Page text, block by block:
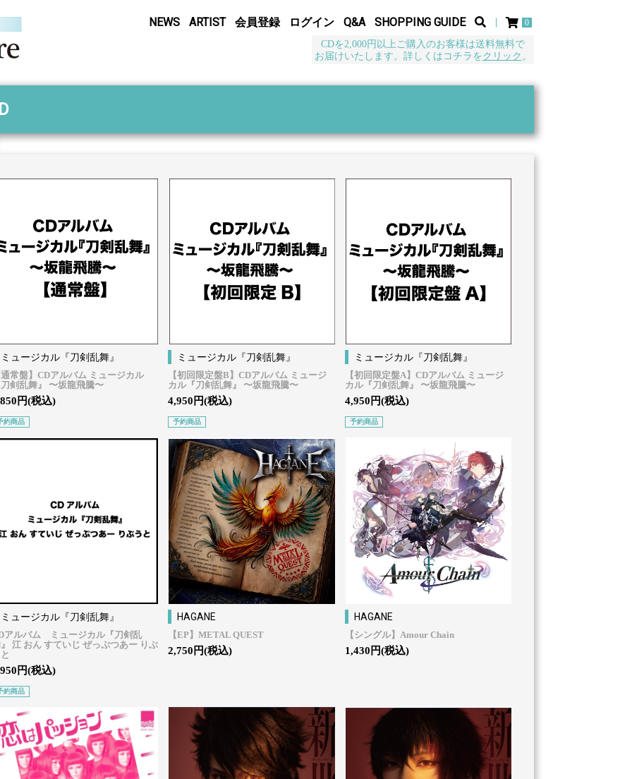
NEWS ARTIST 会員登録 ログイン Q&A SHOPPING GUIDE 0
CDを2,000円以上ご購入のお客様は送料無料で
お届けいたします。詳しくはコチラをクリック 。
ミュージカル『刀剣乱舞』
常盤】CDアルバム ミュージカル
剣乱舞』 〜坂龍飛騰〜
円(税込)
約商品
ミュージカル『刀剣乱舞』
【初回限定盤B】CDアルバム ミュージ
カル『刀剣乱舞』 〜坂龍飛騰〜
4,950円(税込)
予約商品
ミュージカル『刀剣乱舞』
【初回限定盤A】CDアルバム ミュージ
カル『刀剣乱舞』 〜坂龍飛騰〜
4,950円(税込)
予約商品
ミュージカル『刀剣乱舞』
アルバム ミュージカル『刀剣乱
江 おん すていじ ぜっぷつあー りぶ
円(税込)
約商品
HAGANE
【EP】METAL QUEST
2,750円(税込)
HAGANE
【シングル】Amour Chain
1,430円(税込)